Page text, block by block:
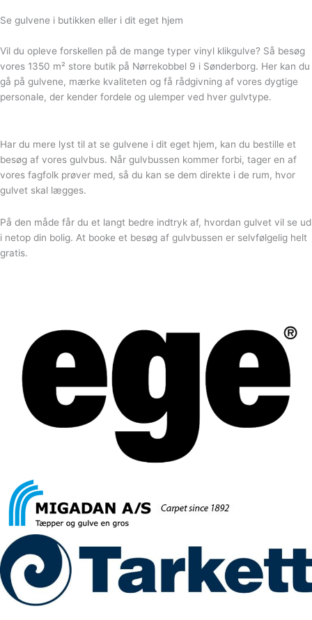
Se gulvene i butikken eller i dit eget hjem
Vil du opleve forskellen på de mange typer vinyl klikgulve? Så besøg
vores 1350 m² store butik på Nørrekobbel 9 i Sønderborg. Her kan du
gå på gulvene, mærke kvaliteten og få rådgivning af vores dygtige
personale, der kender fordele og ulemper ved hver gulvtype.
Har du mere lyst til at se gulvene i dit eget hjem, kan du bestille et
besøg af vores gulvbus. Når gulvbussen kommer forbi, tager en af
vores fagfolk prøver med, så du kan se dem direkte i de rum, hvor
gulvet skal lægges.
På den måde får du et langt bedre indtryk af, hvordan gulvet vil se ud
i netop din bolig. At booke et besøg af gulvbussen er selvfølgelig helt
gratis.